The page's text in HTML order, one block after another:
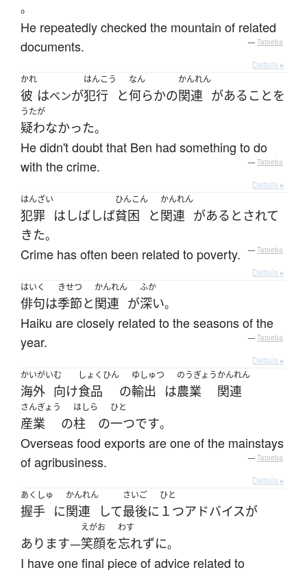
。
He repeatedly checked the mountain of related
documents.
— Tatoeba
Details ▸
かれ
彼 はベンが
はんこう
犯行 と
なん
何らかの
かんれん
関連 がある ことを
うたが
疑わなかった。
He didn't doubt that Ben had something to do
with the crime.
— Tatoeba
Details ▸
はんざい
犯罪 は しばしば
ひんこん
貧困 と
かんれん
関連 がある とされて
きた。
Crime has often been related to poverty. — Tatoeba
Details ▸
はいく
俳句は
きせつ
季節と
かんれん
関連 が
ふか
深い。
Haiku are closely related to the seasons of the
year.
— Tatoeba
Details ▸
かいがい
海外
む
向け
しょくひん
食品 の
ゆしゅつ
輸出 は
のうぎょう
農業
かんれん
関連
さんぎょう
産業 の
はしら
柱 の
ひと
一つです。
Overseas food exports are one of the mainstays
of agribusiness.
— Tatoeba
Details ▸
あくしゅ
握手 に
かんれん
関連 して
さいご
最後に
ひと
１つアドバイスが
あります—
えがお
笑顔を
わす
忘れずに。
I have one final piece of advice related to